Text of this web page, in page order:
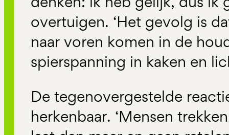
overtuigen. ‘Het gevolg is
naar voren komen in de
spierspanning in kaken en
De tegenovergestelde
herkenbaar. ‘Mensen